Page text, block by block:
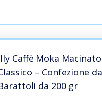
Caffè Moka
– Confezione
da 200 gr